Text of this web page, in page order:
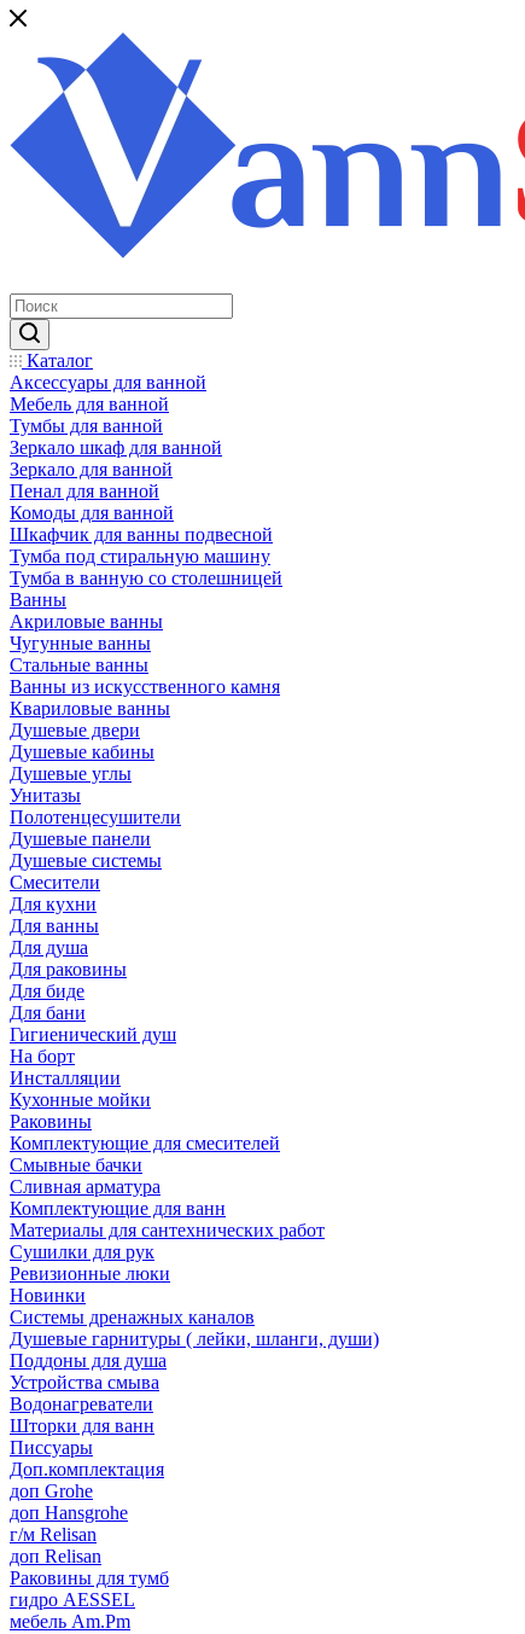
Каталог
Аксессуары для ванной
Мебель для ванной
Тумбы для ванной
Зеркало шкаф для ванной
Зеркало для ванной
Пенал для ванной
Комоды для ванной
Шкафчик для ванны подвесной
Тумба под стиральную машину
Тумба в ванную со столешницей
Ванны
Акриловые ванны
Чугунные ванны
Стальные ванны
Ванны из искусственного камня
Квариловые ванны
Душевые двери
Душевые кабины
Душевые углы
Унитазы
Полотенцесушители
Душевые панели
Душевые системы
Смесители
Для кухни
Для ванны
Для душа
Для раковины
Для биде
Для бани
Гигиенический душ
На борт
Инсталляции
Кухонные мойки
Раковины
Комплектующие для смесителей
Смывные бачки
Сливная арматура
Комплектующие для ванн
Материалы для сантехнических работ
Сушилки для рук
Ревизионные люки
Новинки
Системы дренажных каналов
Душевые гарнитуры ( лейки, шланги, души)
Поддоны для душа
Устройства смыва
Водонагреватели
Шторки для ванн
Писсуары
Доп.комплектация
доп Grohe
доп Hansgrohe
г/м Relisan
доп Relisan
Раковины для тумб
гидро AESSEL
мебель Am.Pm